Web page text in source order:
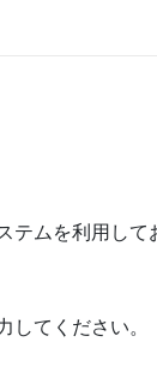
ムを利用して
してください。